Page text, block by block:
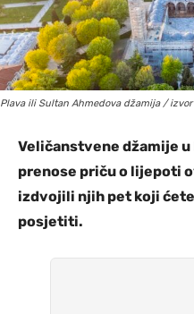
Plava ili Sultan Ahmedova džamija / izvor
Veličanstvene džamije
prenose priču o lijepoti
izdvojili njih pet koji
posjetiti.